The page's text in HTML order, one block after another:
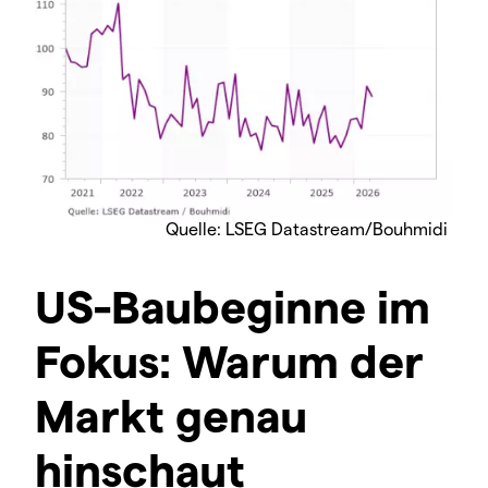
Quelle: LSEG Datastream/Bouhmidi
US-Baubeginne im
Fokus: Warum der
Markt genau
hinschaut